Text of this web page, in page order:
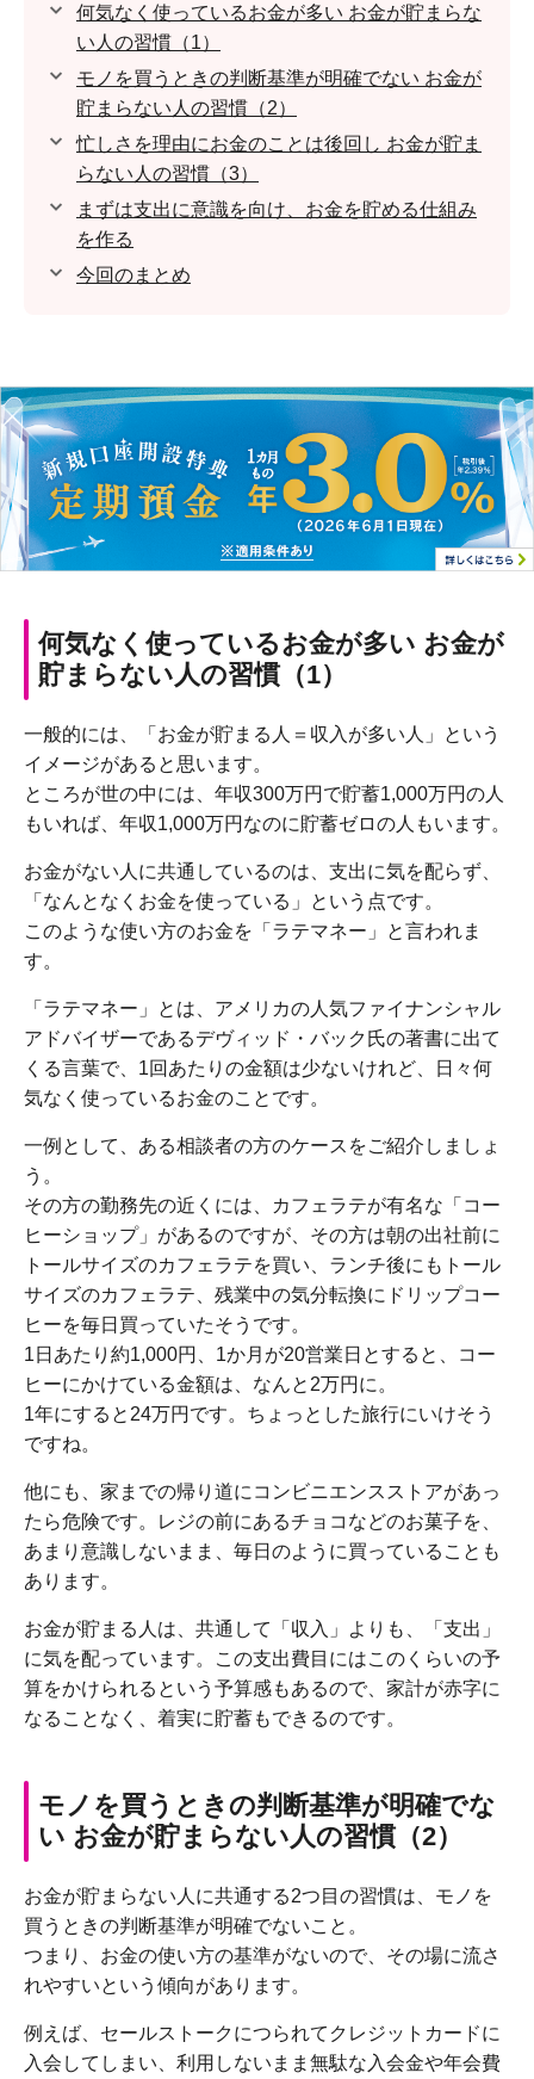
何気なく使っているお金が多い お金が貯まらな
い人の習慣（1）
モノを買うときの判断基準が明確でない お金が
貯まらない人の習慣（2）
忙しさを理由にお金のことは後回し お金が貯ま
らない人の習慣（3）
まずは支出に意識を向け、お金を貯める仕組み
を作る
今回のまとめ
何気なく使っているお金が多い お金が
貯まらない人の習慣（1）
一般的には、「お金が貯まる人＝収入が多い人」という
イメージがあると思います。
ところが世の中には、年収300万円で貯蓄1,000万円の人
もいれば、年収1,000万円なのに貯蓄ゼロの人もいます。
お金がない人に共通しているのは、支出に気を配らず、
「なんとなくお金を使っている」という点です。
このような使い方のお金を「ラテマネー」と言われま
す。
「ラテマネー」とは、アメリカの人気ファイナンシャル
アドバイザーであるデヴィッド・バック氏の著書に出て
くる言葉で、1回あたりの金額は少ないけれど、日々何
気なく使っているお金のことです。
一例として、ある相談者の方のケースをご紹介しましょ
う。
その方の勤務先の近くには、カフェラテが有名な「コー
ヒーショップ」があるのですが、その方は朝の出社前に
トールサイズのカフェラテを買い、ランチ後にもトール
サイズのカフェラテ、残業中の気分転換にドリップコー
ヒーを毎日買っていたそうです。
1日あたり約1,000円、1か月が20営業日とすると、コー
ヒーにかけている金額は、なんと2万円に。
1年にすると24万円です。ちょっとした旅行にいけそう
ですね。
他にも、家までの帰り道にコンビニエンスストアがあっ
たら危険です。レジの前にあるチョコなどのお菓子を、
あまり意識しないまま、毎日のように買っていることも
あります。
お金が貯まる人は、共通して「収入」よりも、「支出」
に気を配っています。この支出費目にはこのくらいの予
算をかけられるという予算感もあるので、家計が赤字に
なることなく、着実に貯蓄もできるのです。
モノを買うときの判断基準が明確でな
い お金が貯まらない人の習慣（2）
お金が貯まらない人に共通する2つ目の習慣は、モノを
買うときの判断基準が明確でないこと。
つまり、お金の使い方の基準がないので、その場に流さ
れやすいという傾向があります。
例えば、セールストークにつられてクレジットカードに
入会してしまい、利用しないまま無駄な入会金や年会費